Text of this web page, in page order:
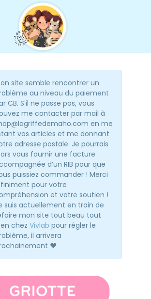
site semble rencontrer un
au niveau du paiement
CB. S’il ne passe pas, vous
me contacter par mail à
en me
vos articles et me donnant
adresse postale. Je pourrais
vous fournir une facture
d’un RIB pour que
puissiez commander ! Merci
pour votre
et votre soutien !
suis actuellement en train de
mon site tout beau tout
chez Vivlab pour régler le
il arrivera
♥️